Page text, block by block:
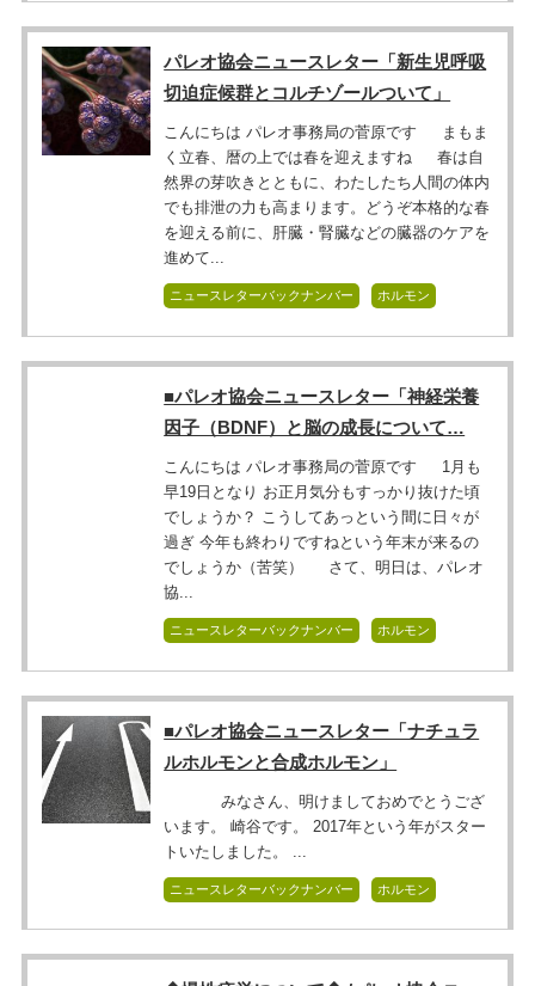
パレオ協会ニュースレター「新生児呼吸
切迫症候群とコルチゾールついて」
こんにちは パレオ事務局の菅原です まもま
く立春、暦の上では春を迎えますね 春は自
然界の芽吹きとともに、わたしたち人間の体内
でも排泄の力も高まります。どうぞ本格的な春
を迎える前に、肝臓・腎臓などの臓器のケアを
進めて...
ニュースレターバックナンバー ホルモン
■パレオ協会ニュースレター「神経栄養
因子（BDNF）と脳の成長について…
こんにちは パレオ事務局の菅原です 1月も
早19日となり お正月気分もすっかり抜けた頃
でしょうか？ こうしてあっという間に日々が
過ぎ 今年も終わりですねという年末が来るの
でしょうか（苦笑） さて、明日は、パレオ
協...
ニュースレターバックナンバー ホルモン
■パレオ協会ニュースレター「ナチュラ
ルホルモンと合成ホルモン」
みなさん、明けましておめでとうござ
います。 崎谷です。 2017年という年がスター
トいたしました。 ...
ニュースレターバックナンバー ホルモン